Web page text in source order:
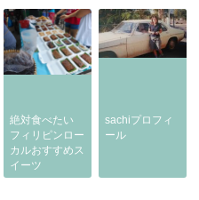
絶対食べたい
フィリピンロー
カルおすすめス
イーツ
sachiプロフィ
ール